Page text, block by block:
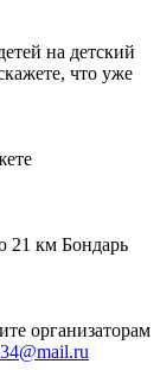
на детский
что уже
21 км Бондарь
организаторам